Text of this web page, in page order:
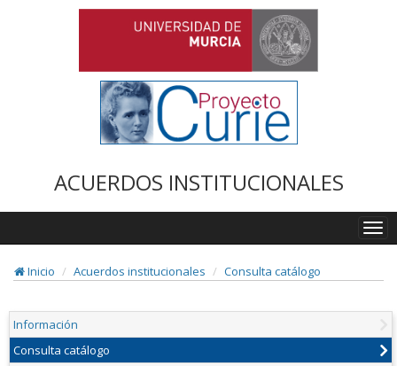
ACUERDOS INSTITUCIONALES
Inicio
Acuerdos institucionales Consulta catálogo
Información
Consulta catálogo